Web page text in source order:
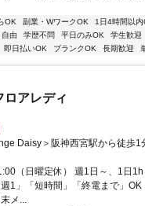
OK 副業・WワークOK 1日4時間以内
自由 学歴不問 平日のみOK 学生歓迎
即日払いOK ブランクOK 長期歓迎
ロアレディ
Daisy＞阪神西宮駅から徒歩1
（日曜定休） 週1日～、1日
1」「短時間」「終電まで」
メ...